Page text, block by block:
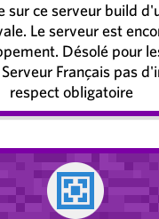
sur ce serveur build
Le serveur est
Désolé pour
Français pas
respect obligatoire